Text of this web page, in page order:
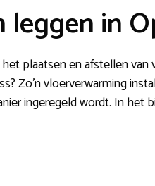
in
plaatsen en afstellen
Zo’n vloerverwarming
ingeregeld wordt. In het